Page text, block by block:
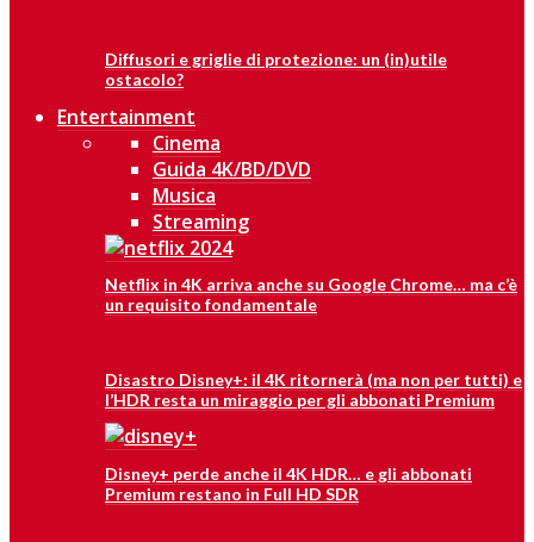
Diffusori e griglie di protezione: un (in)utile
ostacolo?
Entertainment
Cinema
Guida 4K/BD/DVD
Musica
Streaming
Netflix in 4K arriva anche su Google Chrome… ma c’è
un requisito fondamentale
Disastro Disney+: il 4K ritornerà (ma non per tutti) e
l’HDR resta un miraggio per gli abbonati Premium
Disney+ perde anche il 4K HDR… e gli abbonati
Premium restano in Full HD SDR